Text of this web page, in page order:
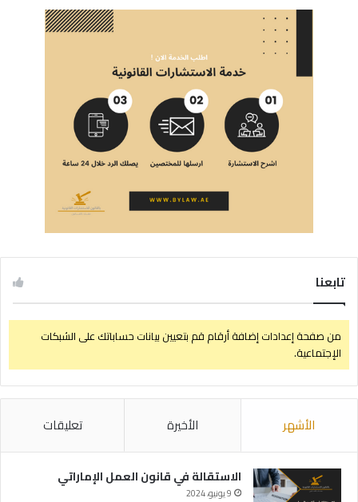
تابعنا
من صفحة إعدادات إضافة أرقام قم بتعيين بيانات حساباتك على الشبكات
الإجتماعية.
الأشهر الأخيرة تعليقات
الاستقالة في قانون العمل الإماراتي
9 يونيو، 2024